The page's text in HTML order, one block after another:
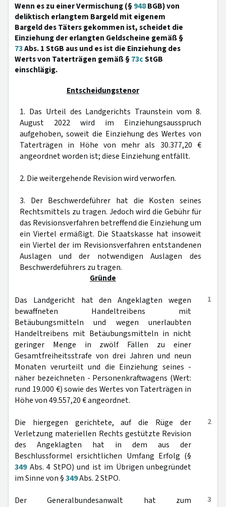
Wenn es zu einer Vermischung (§948BGB) von
deliktisch erlangtem Bargeld mit eigenem
Bargeld des Täters gekommen ist, scheidet die
Einziehung der erlangten Geldscheine gemäß §
73Abs. 1 StGB aus und es ist die Einziehung des
Werts von Taterträgen gemäß §73cStGB
einschlägig.
Entscheidungstenor
1. Das Urteil des Landgerichts Traunstein vom 8.
August 2022 wird im Einziehungsausspruch
aufgehoben, soweit die Einziehung des Wertes von
Taterträgen in Höhe von mehr als 30.377,20 €
angeordnet worden ist; diese Einziehung entfällt.
2. Die weitergehende Revision wird verworfen.
3. Der Beschwerdeführer hat die Kosten seines
Rechtsmittels zu tragen. Jedoch wird die Gebühr für
das Revisionsverfahren betreffend die Einziehung um
ein Viertel ermäßigt. Die Staatskasse hat insoweit
ein Viertel der im Revisionsverfahren entstandenen
Auslagen und der notwendigen Auslagen des
Beschwerdeführers zu tragen.
Gründe
1
Das Landgericht hat den Angeklagten wegen
bewaffneten Handeltreibens mit
Betäubungsmitteln und wegen unerlaubten
Handeltreibens mit Betäubungsmitteln in nicht
geringer Menge in zwölf Fällen zu einer
Gesamtfreiheitsstrafe von drei Jahren und neun
Monaten verurteilt und die Einziehung seines -
näher bezeichneten - Personenkraftwagens (Wert:
rund 19.000 €) sowie des Wertes von Taterträgen in
Höhe von 49.557,20 € angeordnet.
2
Die hiergegen gerichtete, auf die Rüge der
Verletzung materiellen Rechts gestützte Revision
des Angeklagten hat in dem aus der
Beschlussformel ersichtlichen Umfang Erfolg (§
349Abs. 4 StPO) und ist im Übrigen unbegründet
im Sinne von §349Abs. 2 StPO.
3
Der Generalbundesanwalt hat zum